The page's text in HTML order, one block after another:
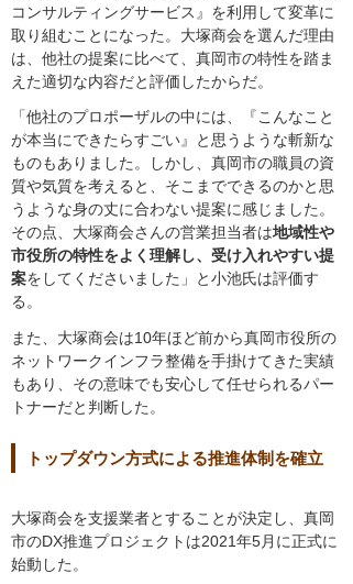
コンサルティングサービス』を利用して変革に
取り組むことになった。大塚商会を選んだ理由
は、他社の提案に比べて、真岡市の特性を踏ま
えた適切な内容だと評価したからだ。
「他社のプロポーザルの中には、『こんなこと
が本当にできたらすごい』と思うような斬新な
ものもありました。しかし、真岡市の職員の資
質や気質を考えると、そこまでできるのかと思
うような身の丈に合わない提案に感じました。
その点、大塚商会さんの営業担当者は地域性や
市役所の特性をよく理解し、受け入れやすい提
案をしてくださいました」と小池氏は評価す
る。
また、大塚商会は10年ほど前から真岡市役所の
ネットワークインフラ整備を手掛けてきた実績
もあり、その意味でも安心して任せられるパー
トナーだと判断した。
トップダウン方式による推進体制を確立
大塚商会を支援業者とすることが決定し、真岡
市のDX推進プロジェクトは2021年5月に正式に
始動した。